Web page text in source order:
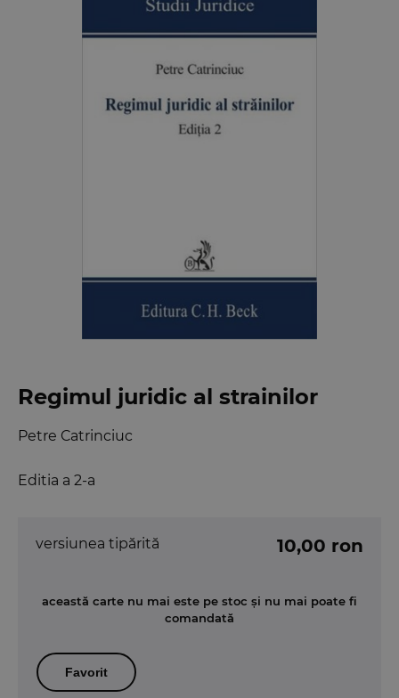
Regimul juridic al strainilor
Editia a 2-a
Petre Catrinciuc
versiunea tipărită 10,00 ron
această carte nu mai este pe stoc și nu mai poate fi
comandată
Favorit